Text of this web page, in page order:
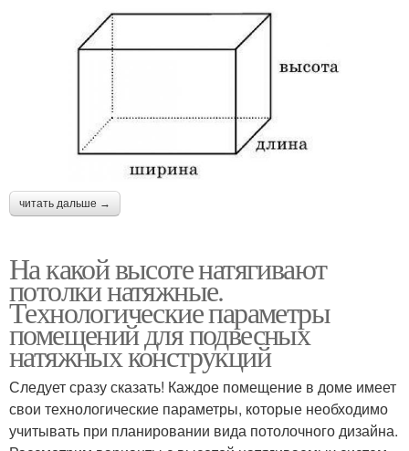
читать дальше →
На какой высоте натягивают
потолки натяжные.
Технологические параметры
помещений для подвесных
натяжных конструкций
Следует сразу сказать! Каждое помещение в доме имеет
свои технологические параметры, которые необходимо
учитывать при планировании вида потолочного дизайна.